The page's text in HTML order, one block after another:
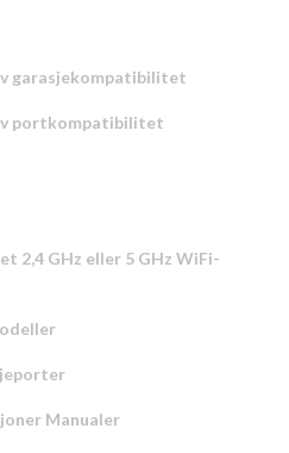
garasjekompatibilitet
portkompatibilitet
2,4 GHz eller 5 GHz WiFi-
Manualer